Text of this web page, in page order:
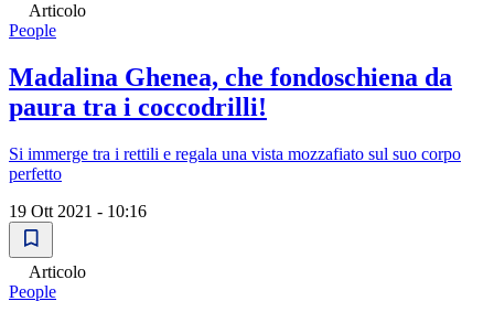
Articolo
People
Madalina Ghenea, che fondoschiena da
paura tra i coccodrilli!
Si immerge tra i rettili e regala una vista mozzafiato sul suo corpo
perfetto
19 Ott 2021 - 10:16
Articolo
People